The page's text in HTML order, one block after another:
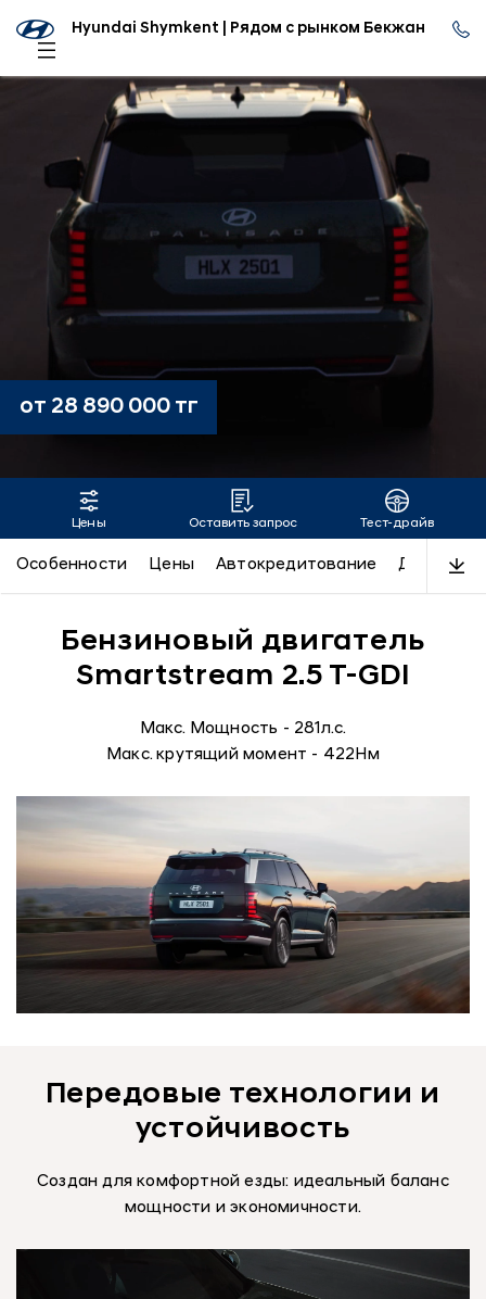
Hyundai Shymkent | Рядом с рынком Бекжан
Новый PALISADE
от 28 890 000 тг
Цены Оставить запрос Тест-драйв
Особенности Цены Автокредитование Дизайн
Бензиновый двигатель
Smartstream 2.5 T-GDI
Макс. Мощность - 281л.с.
Макс. крутящий момент - 422Нм
Передовые технологии и
устойчивость
Создан для комфортной езды: идеальный баланс
мощности и экономичности.